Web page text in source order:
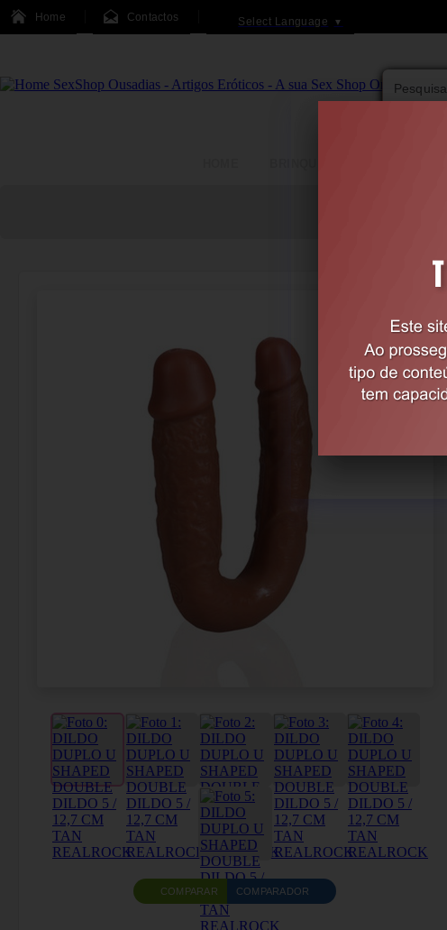
Home Contactos Select Language ▼
COMPARAR COMPARADOR